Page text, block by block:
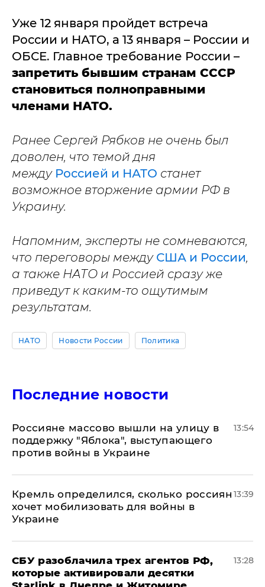
Уже 12 января пройдет встреча
России и НАТО, а 13 января – России и
ОБСЕ. Главное требование России –
запретить бывшим странам СССР
становиться полноправными
членами НАТО.
Ранее Сергей Рябков не очень был
доволен, что темой дня
между Россией и НАТО станет
возможное вторжение армии РФ в
Украину.
Напомним, эксперты не сомневаются,
что переговоры между США и России,
а также НАТО и Россией сразу же
приведут к каким-то ощутимым
результатам.
НАТО Новости России Политика
Последние новости
Россияне массово вышли на улицу в
поддержку "Яблока", выступающего
против войны в Украине
13:54
Кремль определился, сколько россиян
хочет мобилизовать для войны в
Украине
13:39
СБУ разоблачила трех агентов РФ,
которые активировали десятки
13:28